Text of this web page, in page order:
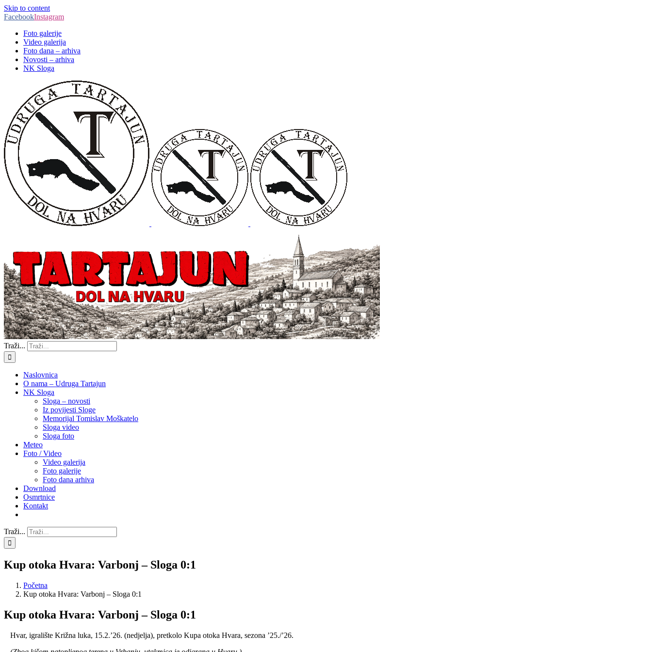
Skip to content
FacebookInstagram
Foto galerije
Video galerija
Foto dana – arhiva
Novosti – arhiva
NK Sloga
Traži...
Naslovnica
O nama – Udruga Tartajun
NK Sloga
Sloga – novosti
Iz povijesti Sloge
Memorijal Tomislav Moškatelo
Sloga video
Sloga foto
Meteo
Foto / Video
Video galerija
Foto galerije
Foto dana arhiva
Download
Osmrtnice
Kontakt
Traži...
Kup otoka Hvara: Varbonj – Sloga 0:1
Početna
Kup otoka Hvara: Varbonj – Sloga 0:1
Kup otoka Hvara: Varbonj – Sloga 0:1
Hvar, igralište Križna luka, 15.2.’26. (nedjelja), pretkolo Kupa otoka Hvara, sezona ’25./’26.